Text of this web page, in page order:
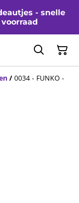
- snelle
/ 0034 - FUNKO -